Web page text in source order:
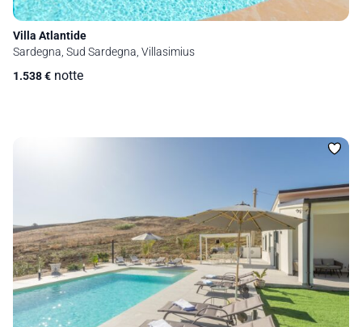
Villa Atlantide
Sardegna, Sud Sardegna, Villasimius
1.538€ notte